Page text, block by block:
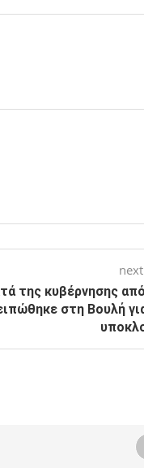
της κυβέρνησης
στη Βουλή